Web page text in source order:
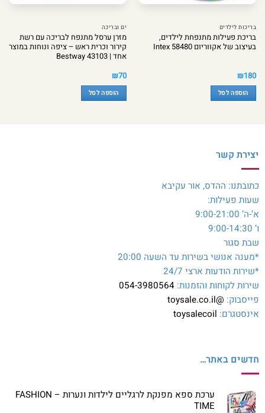
בריכות לילדים
בריכת פעילות מתנפחת לילדים,
בעיצוב של אקווריום Intex 58480
₪180
הוספה לסל
ים ובריכה
מזרן ערסל מתנפח לבריכה עם רשת
קירור וכרית ראש – ציפה ונוחות במוצר
אחד | Bestway 43103
₪70
הוספה לסל
יצירת קשר
כתובתנו: ההדס, אור עקיבא
שעות פעילות:
א’-ה’ 9:00-21:00
ו’ 9:00-14:30
שבת סגור
*מענה אנושי בשירות עד השעה 20:00
*שירות הודעות ארצי 24/7
שירות לקוחות והזמנות: 054-3980564
פייסבוק: @toysale.co.il
אינסטגרם: toysalecoil
חדשים באתר…
ערכת ספא מפנקת לרגליים לילדות ונערות – FASHION
TIME